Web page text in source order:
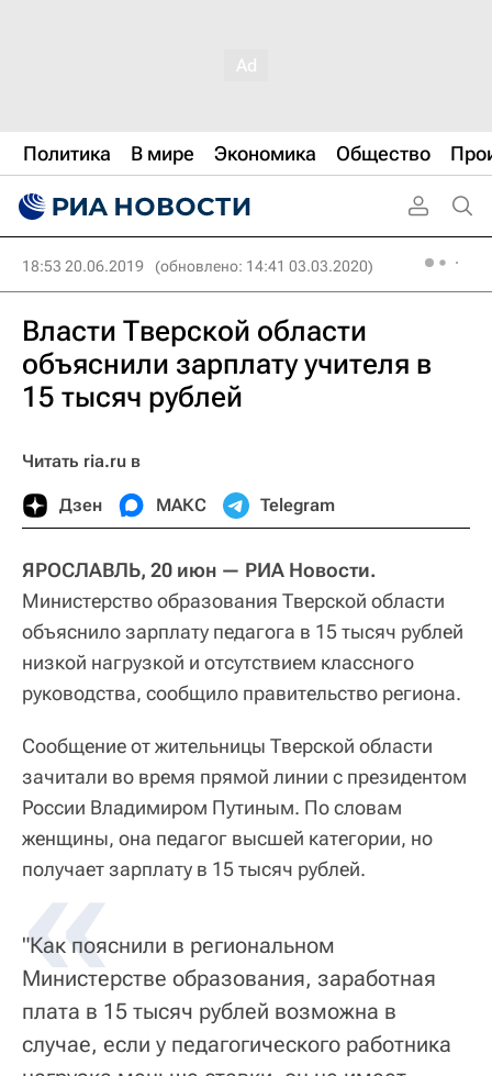
Политика В мире Экономика Общество
18:53 20.06.2019 (обновлено: 14:41 03.03.2020)
Власти Тверской области
объяснили зарплату учителя в
15 тысяч рублей
Читать ria.ru в
Дзен МАКС Telegram
ЯРОСЛАВЛЬ, 20 июн — РИА Новости.
Министерство образования Тверской области
объяснило зарплату педагога в 15 тысяч рублей
низкой нагрузкой и отсутствием классного
руководства, сообщило правительство региона.
Сообщение от жительницы Тверской области
зачитали во время прямой линии с президентом
России Владимиром Путиным. По словам
женщины, она педагог высшей категории, но
получает зарплату в 15 тысяч рублей.
«
"Как пояснили в региональном
Министерстве образования, заработная
плата в 15 тысяч рублей возможна в
случае, если у педагогического работника